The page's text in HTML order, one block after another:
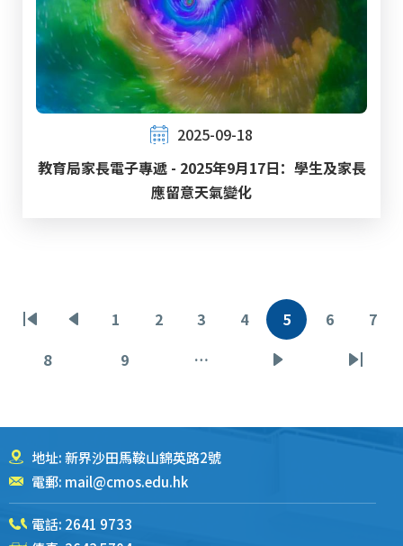
2025-09-18
教育局家長電子專遞 - 2025年9月17日：學生及家長
應留意天氣變化
分
首
页
前
页
面
1
页
2
页
面
3
页
4
当
5
页
6
页
7
页
8
页
9 …
末
地址: 新界沙田馬鞍山錦英路2號
電郵: mail@cmos.edu.hk
電話: 2641 9733